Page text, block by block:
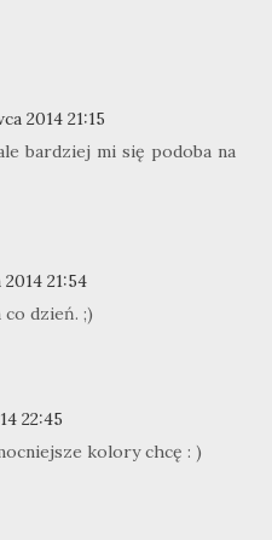
2014 21:15
bardziej mi się podoba na
21:54
dzień. ;)
22:45
kolory chcę : )